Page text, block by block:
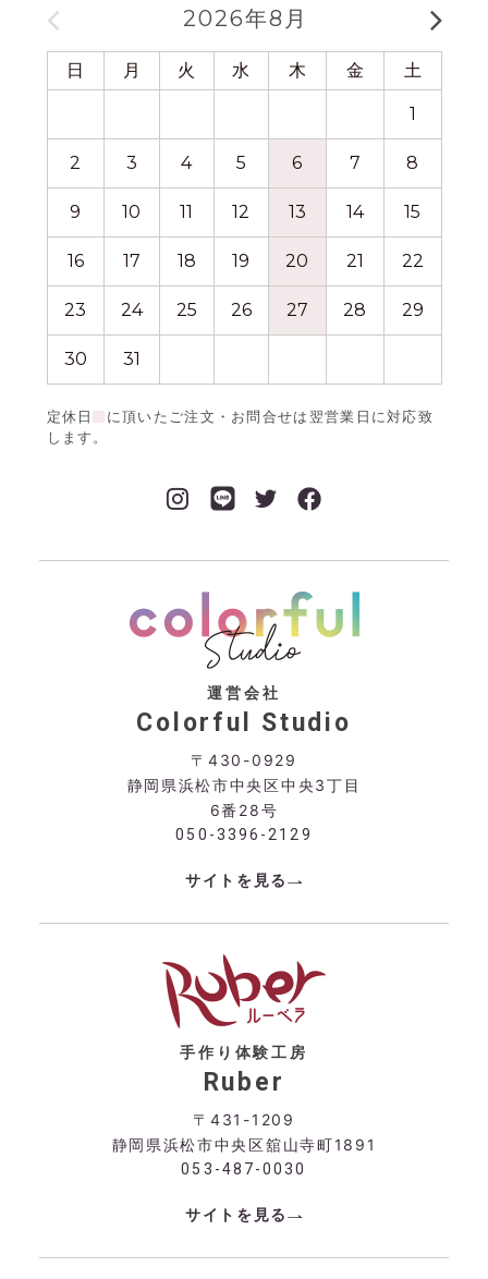
2026年8月
日 月 火 水 木 金 土
1
2 3 4 5 6 7 8
9 10 11 12 13 14 15
16 17 18 19 20 21 22
23 24 25 26 27 28 29
30 31
定休日
に頂いたご注文・お問合せは翌営業日に対応致
します。
運営会社
Colorful Studio
〒430-0929
静岡県浜松市中央区中央3丁目
6番28号
050-3396-2129
サイトを見る
手作り体験工房
Ruber
〒431-1209
静岡県浜松市中央区舘山寺町1891
053-487-0030
サイトを見る